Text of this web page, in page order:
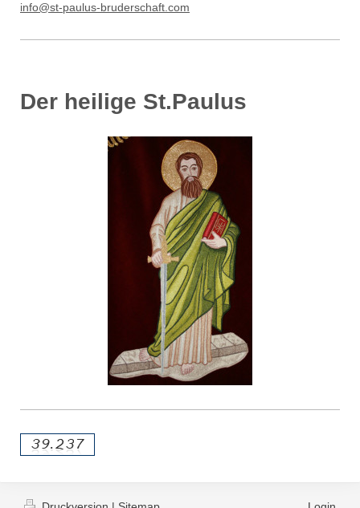
info@st-paulus-bruderschaft.com
Der heilige St.Paulus